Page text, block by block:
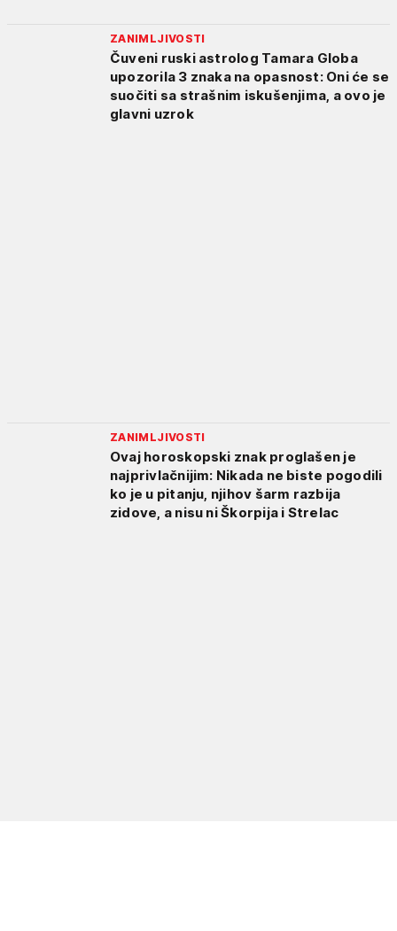
ZANIMLJIVOSTI
Čuveni ruski astrolog Tamara Globa
upozorila 3 znaka na opasnost: Oni će se
suočiti sa strašnim iskušenjima, a ovo je
glavni uzrok
ZANIMLJIVOSTI
Ovaj horoskopski znak proglašen je
najprivlačnijim: Nikada ne biste pogodili
ko je u pitanju, njihov šarm razbija
zidove, a nisu ni Škorpija i Strelac